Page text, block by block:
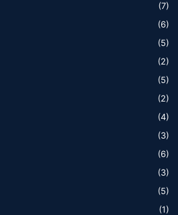
(7)
(6)
(5)
(2)
(5)
(2)
(4)
(3)
(6)
(3)
(5)
(1)